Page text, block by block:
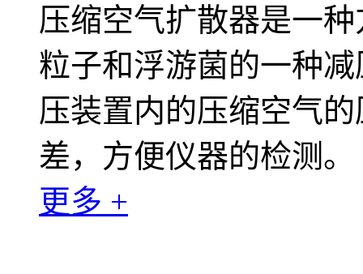
压缩空气扩散器是一
粒子和浮游菌的一种
压装置内的压缩空气
差，方便仪器的检测。
更多 +